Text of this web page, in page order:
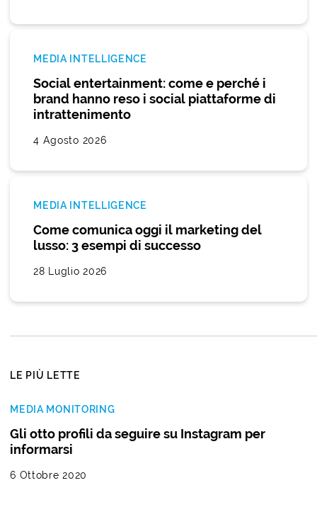
MEDIA INTELLIGENCE
Social entertainment: come e perché i
brand hanno reso i social piattaforme di
intrattenimento
4 Agosto 2026
MEDIA INTELLIGENCE
Come comunica oggi il marketing del
lusso: 3 esempi di successo
28 Luglio 2026
LE PIÙ LETTE
MEDIA MONITORING
Gli otto profili da seguire su Instagram per
informarsi
6 Ottobre 2020